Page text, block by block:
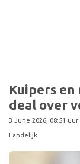
Kuipers
deal over
3 June 2026, 08:51 uur
Landelijk